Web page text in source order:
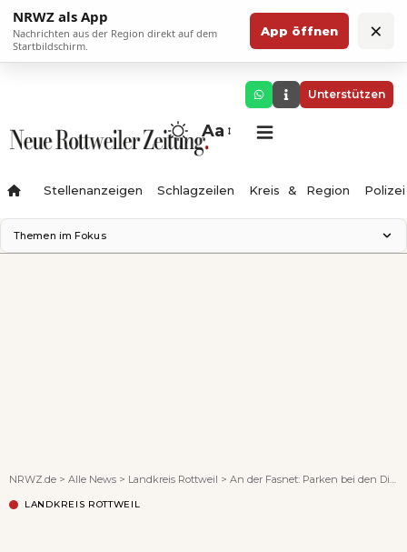
NRWZ als App
Nachrichten aus der Region direkt auf dem
Startbildschirm.
App öffnen ×
Unterstützen
Aa
Stellenanzeigen Schlagzeilen Kreis & Region Polizei
Themen im Fokus
NRWZ.de > Alle News > Landkreis Rottweil > An der Fasnet: Parken bei den Discountern? +++ aktualisiert
LANDKREIS ROTTWEIL